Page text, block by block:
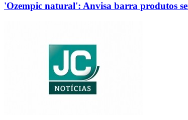
'Ozempic natural': Anvisa barra produtos